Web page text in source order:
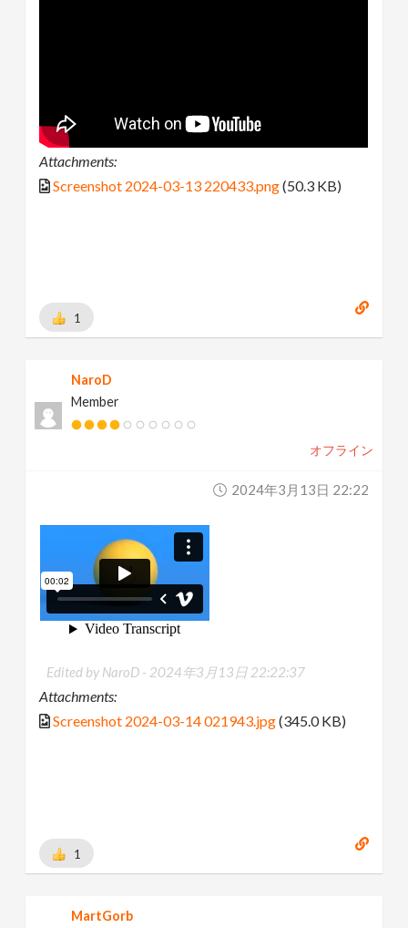
Attachments:
Screenshot 2024-03-13 220433.png(50.3 KB)
1
NaroD
Member
オフライン
2024年3月13日 22:22
Edited by NaroD - 2024年3月13日 22:22:37
Attachments:
Screenshot 2024-03-14 021943.jpg(345.0 KB)
1
MartGorb